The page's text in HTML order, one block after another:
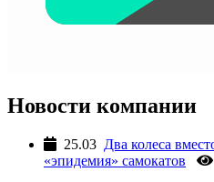
Новости компании
25.03 Два колеса
«эпидемия» самокатов